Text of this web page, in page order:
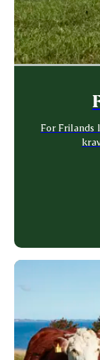
For Frilands